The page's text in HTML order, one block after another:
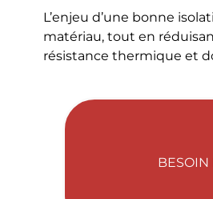
L’enjeu d’une bonne
matériau, tout en
résistance thermique et
BESOIN